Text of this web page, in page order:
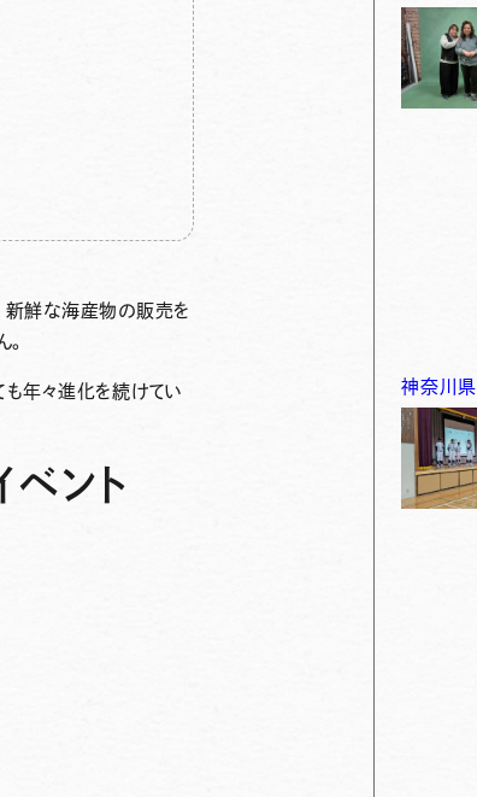
新鮮な海産物の販売を
年々進化を続けてい
ント
神奈川県